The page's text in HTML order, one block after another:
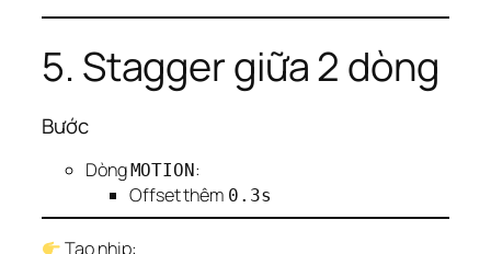
5. Stagger giữa 2 dòng
Bước
DòngMOTION:
Offset thêm 0.3s
Tạo nhịp: